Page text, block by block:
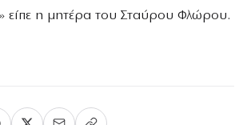
είπε η μητέρα του Σταύρου Φλώρου.